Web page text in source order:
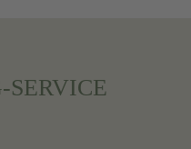
SERVICE